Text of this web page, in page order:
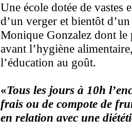
Une école dotée de vastes
d’un verger et bientôt
Monique Gonzalez dont le
avant l’hygiène
l’éducation au goût.
«Tous les jours à 10h
frais ou de compote de
en relation avec une